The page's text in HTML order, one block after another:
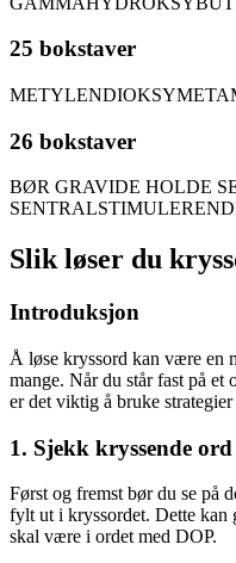
25 bokstaver
26 bokstaver
BØR GRAVIDE HOLDE
Slik løser du
Introduksjon
Å løse kryssord kan være en
mange. Når du står fast på et
er det viktig å bruke
1. Sjekk kryssende ord
Først og fremst bør du se på
fylt ut i kryssordet. Dette kan
skal være i ordet med DOP.